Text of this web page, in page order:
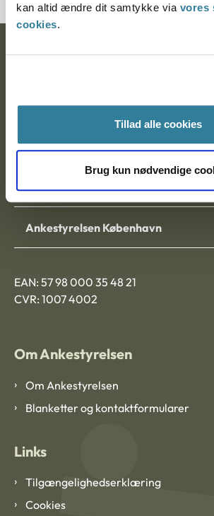
kan altid ændre dit samtykke via vores
cookies.
Tillad alle cookies
Brug kun nødvendige
Ankestyrelsen
Ankestyrelsen Aalborg
Ankestyrelsen København
EAN: 57 98 000 35 48 21
CVR: 1007 4002
Om Ankestyrelsen
Om Ankestyrelsen
Blanketter og kontaktformularer
Links
Tilgængelighedserklæring
Cookies